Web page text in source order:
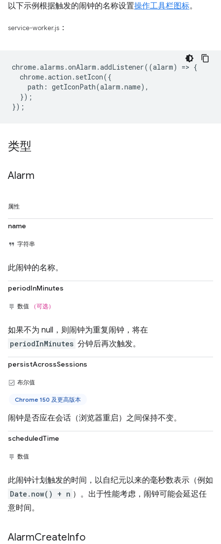
以下示例根据触发的闹钟的名称设置操作工具栏图标。
service-worker.js ：
chrome.alarms .onAlarm .addListener((alarm) => {
chrome.action . setIcon({
path : getIconPath(alarm .name),
});
});
类型
Alarm
属性
name
字符串
此闹钟的名称。
periodInMinutes
数值 （可选）
如果不为 null，则闹钟为重复闹钟，将在
periodInMinutes 分钟后再次触发。
persistAcrossSessions
布尔值
Chrome 150 及更高版本
闹钟是否应在会话（浏览器重启）之间保持不变。
scheduledTime
数值
此闹钟计划触发的时间，以自纪元以来的毫秒数表示（例如
Date.now() + n ）。出于性能考虑，闹钟可能会延迟任
意时间。
AlarmCreateInfo